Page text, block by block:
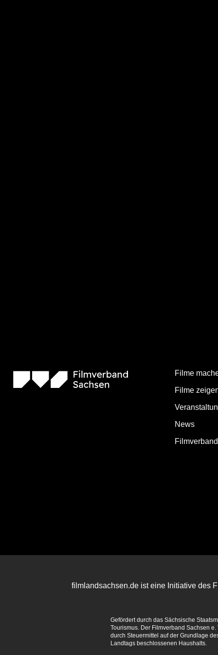
Filme
Filme
News
filmlandsachsen.de ist eine Initiative des
Gefördert durch das Sächsische
Tourismus. Der Filmverband Sachsen
durch Steuermittel auf der Grundlage
Landtags beschlossenen Haushalts.